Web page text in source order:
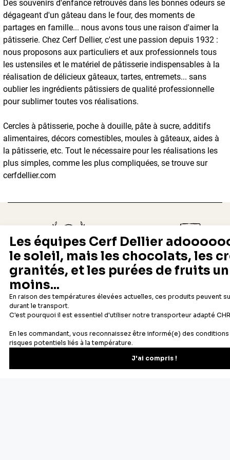
Des souvenirs d'enfance retrouvés dans les bonnes odeurs se
dégageant d'un gâteau dans le four, des moments de
partages en famille... nous avons tous une raison d'aimer la
pâtisserie. Chez Cerf Dellier, c'est une passion depuis 1932 :
nous proposons aux particuliers et aux professionnels tous
les ustensiles et le matériel de pâtisserie indispensables à la
réalisation de délicieux gâteaux, tartes, entremets... sans
oublier les ingrédients pâtissiers de qualité professionnelle
pour sublimer toutes vos réalisations.
Cercles à pâtisserie, poche à douille, pâte à sucre, additifs
alimentaires, décors comestibles, moules à gâteaux, aides à
la pâtisserie, etc. Tout le nécessaire pour les réalisations les
plus simples, comme les plus compliquées, se trouve sur
cerfdellier.com
Depuis 1932
Fabricant français reconnu
Livraison rapide 24/48h
Offerte dès 69 € en point
Newsletter
Recevez les recettes, astuces et offres spéciales.